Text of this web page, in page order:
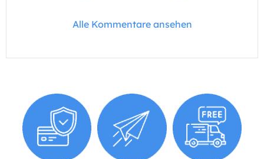
Alle Kommentare ansehen